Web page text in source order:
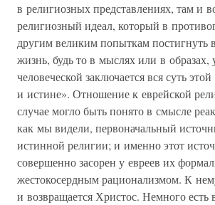
в религиозных представлениях, там и
религиозный идеал, который в
другим великим попыткам
жизнь, будь то в мыслях или в
человеческой заключается вся суть
и истине». Отношение к еврейской
случае могло быть понято в смысле
как мы видели, первоначальный
истинной религии; и именно этот
совершенно засорен у евреев их
жестокосердным рационализмом. К
и возвращается Христос. Немного есть